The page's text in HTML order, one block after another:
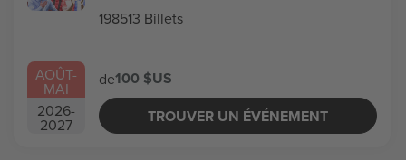
AOÛT-
MAI
2026-
2027
198513 Billets
de100 $US
TROUVER UN ÉVÉNEMENT